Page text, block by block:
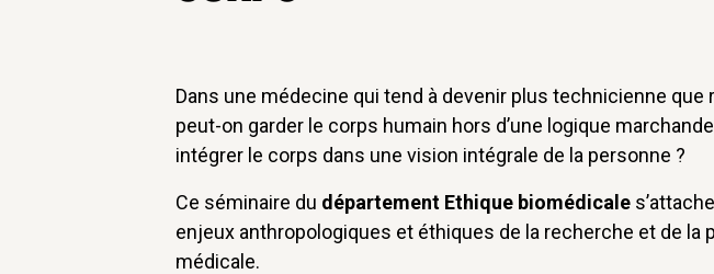
Dans une médecine qui tend à devenir plus technicienne que
peut-on garder le corps humain hors d’une logique
intégrer le corps dans une vision intégrale de la personne ?
Ce séminaire du département Ethique biomédicale
enjeux anthropologiques et éthiques de la recherche et de la
médicale.